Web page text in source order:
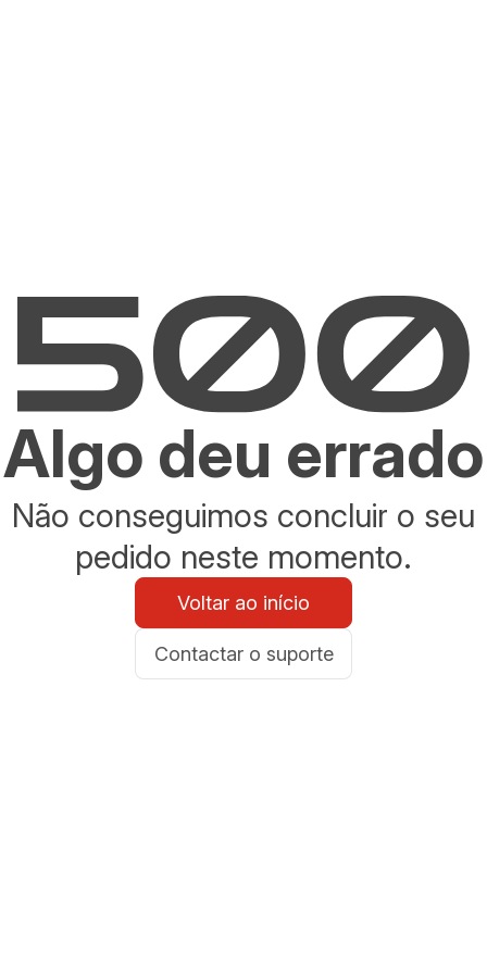
Algo deu errado
Não conseguimos concluir o seu
pedido neste momento.
Voltar ao início
Contactar o suporte